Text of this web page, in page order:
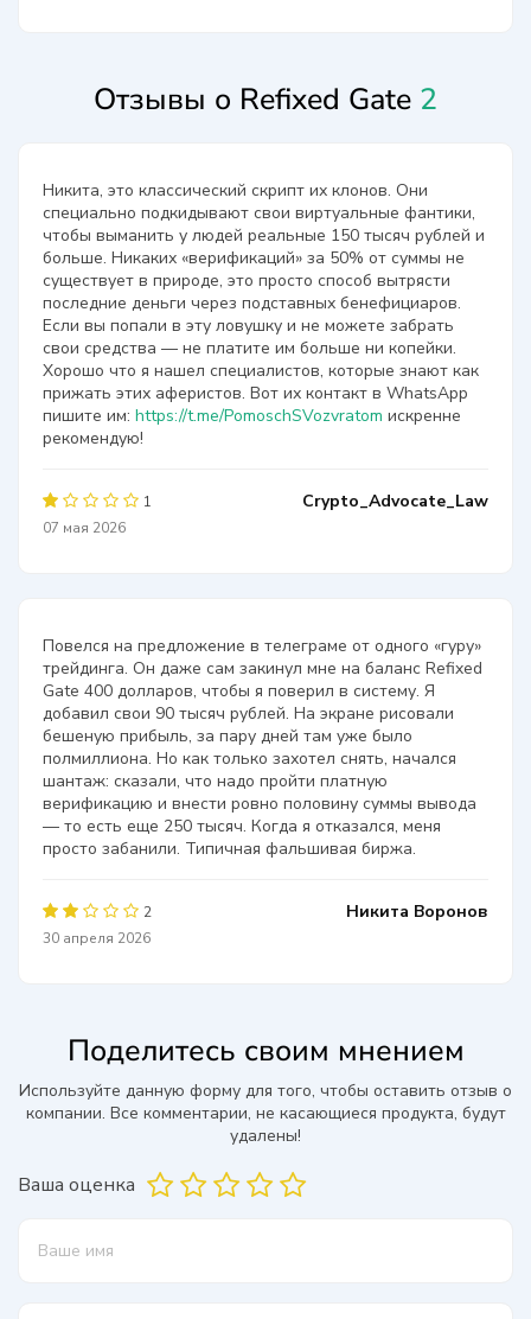
Отзывы о Refixed Gate 2
Никита, это классический скрипт их клонов. Они
специально подкидывают свои виртуальные фантики,
чтобы выманить у людей реальные 150 тысяч рублей и
больше. Никаких «верификаций» за 50% от суммы не
существует в природе, это просто способ вытрясти
последние деньги через подставных бенефициаров.
Если вы попали в эту ловушку и не можете забрать
свои средства — не платите им больше ни копейки.
Хорошо что я нашел специалистов, которые знают как
прижать этих аферистов. Вот их контакт в WhatsApp
пишите им: https://t.me/PomoschSVozvratom искренне
рекомендую!
1
07 мая 2026
Crypto_Advocate_Law
Повелся на предложение в телеграме от одного «гуру»
трейдинга. Он даже сам закинул мне на баланс Refixed
Gate 400 долларов, чтобы я поверил в систему. Я
добавил свои 90 тысяч рублей. На экране рисовали
бешеную прибыль, за пару дней там уже было
полмиллиона. Но как только захотел снять, начался
шантаж: сказали, что надо пройти платную
верификацию и внести ровно половину суммы вывода
— то есть еще 250 тысяч. Когда я отказался, меня
просто забанили. Типичная фальшивая биржа.
2
30 апреля 2026
Никита Воронов
Поделитесь своим мнением
Используйте данную форму для того, чтобы оставить отзыв о
компании. Все комментарии, не касающиеся продукта, будут
удалены!
Ваша оценка